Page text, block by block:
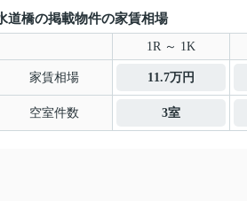
道橋の掲載物件の家賃相場
1R ～ 1K
家賃相場 11.7万円
空室件数 3室